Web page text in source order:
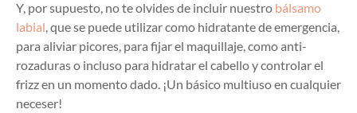
Y, por supuesto, no te olvides de incluir nuestro bálsamo
labial, que se puede utilizar como hidratante de emergencia,
para aliviar picores, para fijar el maquillaje, como anti-
rozaduras o incluso para hidratar el cabello y controlar el
frizz en un momento dado. ¡Un básico multiuso en cualquier
neceser!